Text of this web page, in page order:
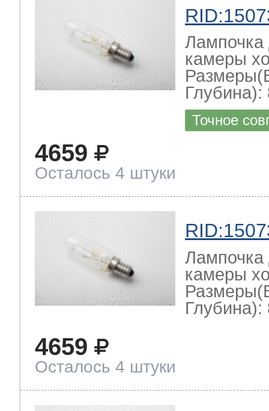
Лампочка
камеры
Глубина):
Точное
4659
Осталось 4 штуки
Лампочка
камеры
Глубина):
4659
Осталось 4 штуки